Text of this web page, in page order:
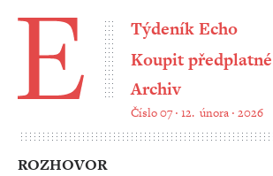
Týdeník Echo
Koupit předplatné
Archiv
Číslo 07 ‧ 12. února ‧ 2026
ROZHOVOR